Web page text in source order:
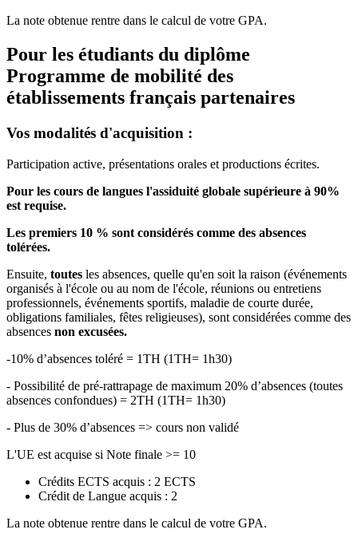
La note obtenue rentre dans le calcul de votre GPA.
Pour les étudiants du diplôme
Programme de mobilité des
établissements français partenaires
Vos modalités d'acquisition :
Participation active, présentations orales et productions écrites.
Pour les cours de langues l'assiduité globale supérieure à 90%
est requise.
Les premiers 10 % sont considérés comme des absences
tolérées.
Ensuite, toutes les absences, quelle qu'en soit la raison (événements
organisés à l'école ou au nom de l'école, réunions ou entretiens
professionnels, événements sportifs, maladie de courte durée,
obligations familiales, fêtes religieuses), sont considérées comme des
absences non excusées.
-10% d’absences toléré = 1TH (1TH= 1h30)
- Possibilité de pré-rattrapage de maximum 20% d’absences (toutes
absences confondues) = 2TH (1TH= 1h30)
- Plus de 30% d’absences => cours non validé
L'UE est acquise si Note finale >= 10
Crédits ECTS acquis : 2 ECTS
Crédit de Langue acquis : 2
La note obtenue rentre dans le calcul de votre GPA.